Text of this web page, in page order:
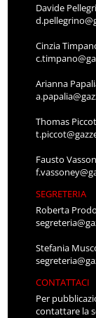
Davide
Cinzia
Arianna
Thomas Piccot
Fausto
SEGRETERIA
Roberta
Stefania
CONTATTACI
Per
contattare la